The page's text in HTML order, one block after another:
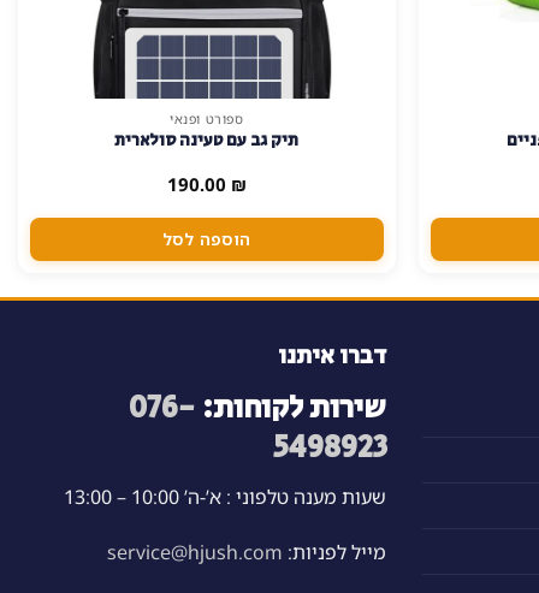
ספורט ופנאי
תיק גב עם טעינה סולארית
190.00 ₪
הוספה לסל
דברו איתנו
שירות לקוחות: 076-
5498923
שעות מענה טלפוני : א’-ה’ 10:00 – 13:00
מייל לפניות: service@hjush.com